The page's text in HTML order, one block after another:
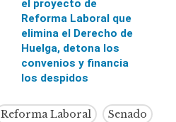
el proyecto de
Reforma Laboral que
elimina el Derecho de
Huelga, detona los
convenios y financia
los despidos
Reforma Laboral Senado